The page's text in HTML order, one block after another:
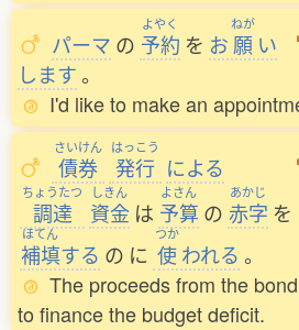
パーマ の
よやく
予約 を お
ねが
願 い
します。
I'd like to make an
さいけん
債券
はっこう
発行 による
ちょうたつ
調達
しきん
資金 は
よさん
予算 の
あかじ
赤字 を
ほてん
補填する の に
つか
使われる 。
The proceeds from the
to finance the budget deficit.